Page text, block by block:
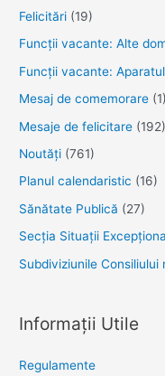
Felicitări (19)
Funcţii vacante: Alte
Funcții vacante:
Mesaj de comemorare (1)
Mesaje de felicitare (192)
Noutăţi (761)
Planul calendaristic (16)
Sănătate Publică (27)
Secția Situații
Subdiviziunile Consiliului
Informații Utile
Regulamente